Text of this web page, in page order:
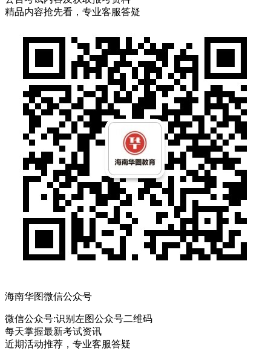
精品内容抢先看，专业客服答疑
海南华图微信公众号
微信公众号:识别左图公众号二维码
每天掌握最新考试资讯
近期活动推荐，专业客服答疑